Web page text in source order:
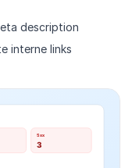
description
interne links